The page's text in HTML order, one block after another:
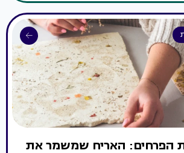
הפרחים: האריח שמשמר את